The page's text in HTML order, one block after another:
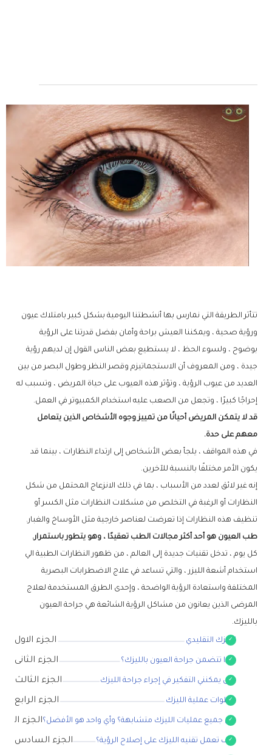
تتأثر الطريقة التي نمارس بها أنشطتنا اليومية بشكل كبير بامتلاك عيون
ورؤية صحية ، ويمكننا العيش براحة وأمان بفضل قدرتنا على الرؤية
بوضوح ، ولسوء الحظ ، لا يستطيع بعض الناس القول إن لديهم رؤية
جيدة ، ومن المعروف أن الاستجماتيزم وقصر النظر وطول البصر من بين
العديد من عيوب الرؤية ، وتؤثر هذه العيوب على حياة المريض ، وتسبب له
إحراجًا كبيرًا ، وتجعل من الصعب عليه استخدام الكمبيوتر في العمل.
قد لا يتمكن المريض أحيانًا من تمييز وجوه الأشخاص الذين يتعامل
معهم على حدة.
في هذه المواقف ، يلجأ بعض الأشخاص إلى ارتداء النظارات ، بينما قد
يكون الأمر مختلفًا بالنسبة للآخرين.
إنه غير لائق لعدد من الأسباب ، بما في ذلك الانزعاج المحتمل من شكل
النظارات أو الرغبة في التخلص من مشكلات النظارات مثل الكسر أو
تنظيف هذه النظارات إذا تعرضت لعناصر خارجية مثل الأوساخ والغبار.
طب العيون هو أحد أكثر مجالات الطب تعقيدًا ، وهو يتطور باستمرار.
كل يوم ، تدخل تقنيات جديدة إلى العالم ، من ظهور النظارات الطبية الي
استخدام أشعة الليزر ، والتي تساعد في علاج الاضطرابات البصرية
المختلفة واستعادة الرؤية الواضحة ، وإحدى الطرق المستخدمة لعلاج
المرضى الذين يعانون من مشاكل الرؤية الشائعة هي جراحة العيون
بالليزك.
الليزك التقليدي الجزء الاول
ماذا تتضمن جراحة العيون بالليزك؟ الجزء الثانى
متى يمكنني التفكير في إجراء جراحة الليزك الجزء الثالث
خطوات عملية الليزك الجزء الرابع
هل جميع عمليات الليزك متشابهة؟ وأي واحد هو الأفضل؟ الجزء
كيف تعمل تقنيه الليزك على إصلاح الرؤية؟ الجزء السادس